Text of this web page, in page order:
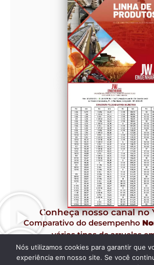
Conheça nosso canal no
Comparativo do desempenho
vários tipos de arruelas
Junker de Vibração.
Nós utilizamos cookies para garantir que
experiência em nosso site. Se você